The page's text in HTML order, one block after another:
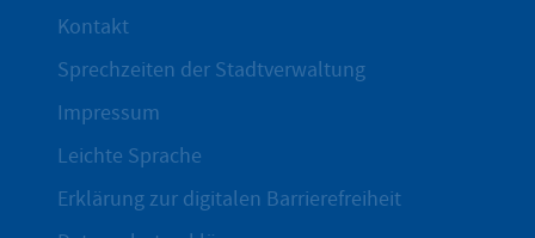
Kontakt
Sprechzeiten der Stadtverwaltung
Impressum
Leichte Sprache
Erklärung zur digitalen Barrierefreiheit